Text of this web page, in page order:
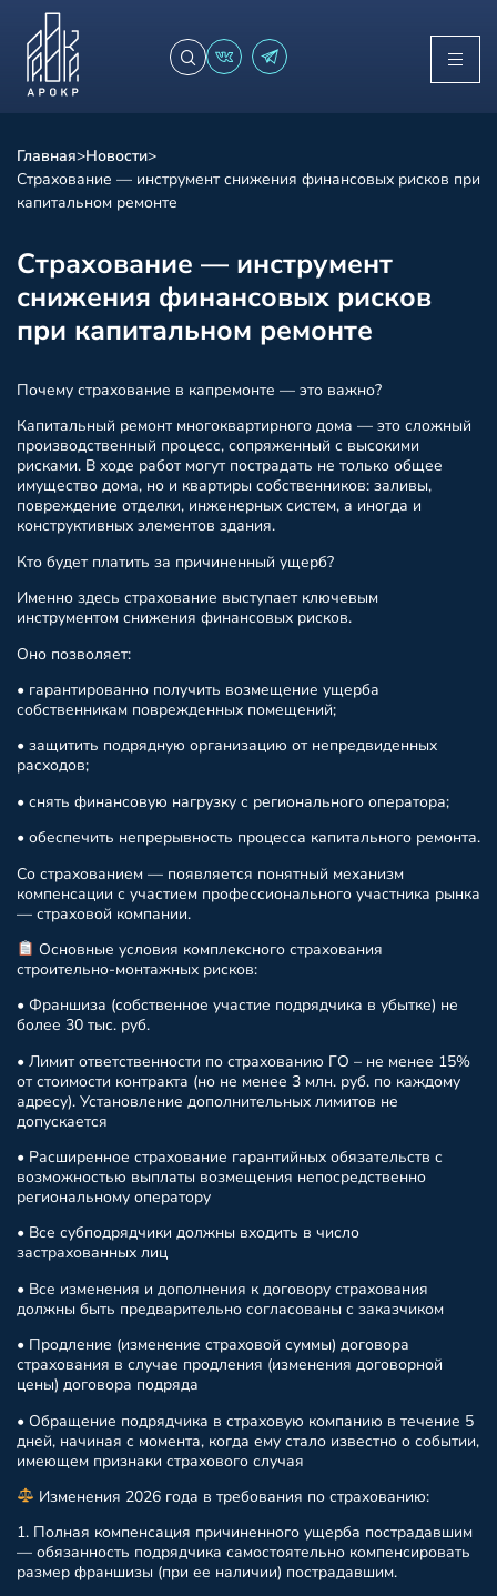
Главная>Новости>
Страхование — инструмент снижения финансовых рисков при
капитальном ремонте
Страхование — инструмент
снижения финансовых рисков
при капитальном ремонте
Почему страхование в капремонте — это важно?
Капитальный ремонт многоквартирного дома — это сложный
производственный процесс, сопряженный с высокими
рисками. В ходе работ могут пострадать не только общее
имущество дома, но и квартиры собственников: заливы,
повреждение отделки, инженерных систем, а иногда и
конструктивных элементов здания.
Кто будет платить за причиненный ущерб?
Именно здесь страхование выступает ключевым
инструментом снижения финансовых рисков.
Оно позволяет:
• гарантированно получить возмещение ущерба
собственникам поврежденных помещений;
• защитить подрядную организацию от непредвиденных
расходов;
• снять финансовую нагрузку с регионального оператора;
• обеспечить непрерывность процесса капитального ремонта.
Со страхованием — появляется понятный механизм
компенсации с участием профессионального участника рынка
— страховой компании.
Основные условия комплексного страхования
строительно-монтажных рисков:
• Франшиза (собственное участие подрядчика в убытке) не
более 30 тыс. руб.
• Лимит ответственности по страхованию ГО – не менее 15%
от стоимости контракта (но не менее 3 млн. руб. по каждому
адресу). Установление дополнительных лимитов не
допускается
• Расширенное страхование гарантийных обязательств с
возможностью выплаты возмещения непосредственно
региональному оператору
• Все субподрядчики должны входить в число
застрахованных лиц
• Все изменения и дополнения к договору страхования
должны быть предварительно согласованы с заказчиком
• Продление (изменение страховой суммы) договора
страхования в случае продления (изменения договорной
цены) договора подряда
• Обращение подрядчика в страховую компанию в течение 5
дней, начиная с момента, когда ему стало известно о событии,
имеющем признаки страхового случая
Изменения 2026 года в требования по страхованию:
1. Полная компенсация причиненного ущерба пострадавшим
— обязанность подрядчика самостоятельно компенсировать
размер франшизы (при ее наличии) пострадавшим.